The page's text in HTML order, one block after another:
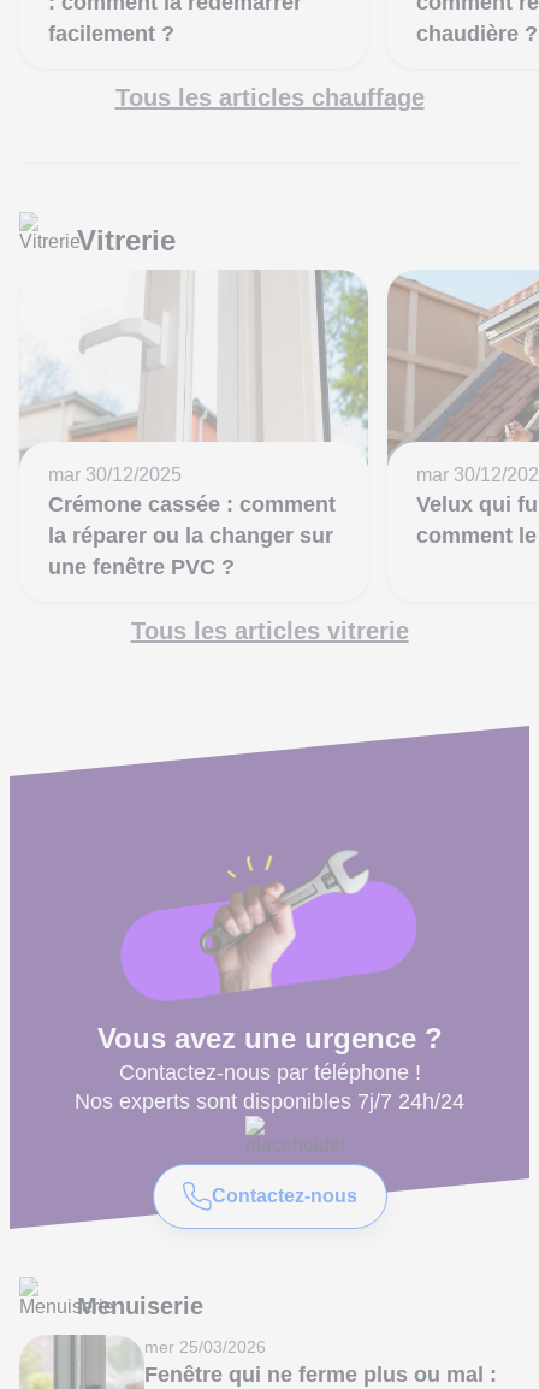
facilement ?
chaudière ?
Tous les articles chauffage
Vitrerie
mar 30/12/2025
Crémone cassée : comment
la réparer ou la changer sur
une fenêtre PVC ?
mar 30/12/
Velux qui
comment
Tous les articles vitrerie
Vous avez une urgence ?
Contactez-nous par téléphone !
Nos experts sont disponibles 7j/7 24h/24
Contactez-nous
Menuiserie
mer 25/03/2026
Fenêtre qui ne ferme plus ou mal :